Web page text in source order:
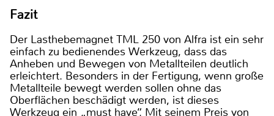
Fazit
Der Lasthebemagnet TML 250 von Alfra ist ein sehr
einfach zu bedienendes Werkzeug, dass das
Anheben und Bewegen von Metallteilen deutlich
erleichtert. Besonders in der Fertigung, wenn große
Metallteile bewegt werden sollen ohne das
Oberflächen beschädigt werden, ist dieses
Werkzeug ein „must have“. Mit seinem Preis von